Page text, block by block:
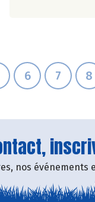
6 7 8
nos événements